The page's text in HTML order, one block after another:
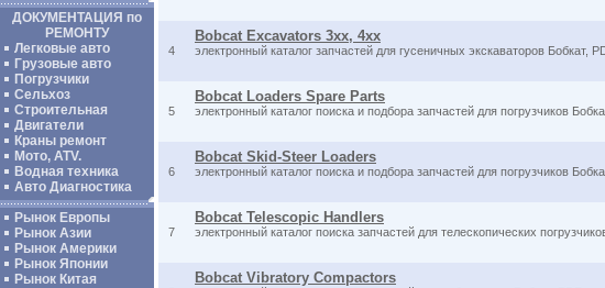
ДОКУМЕНТАЦИЯ по
РЕМОНТУ
Легковые авто
Грузовые авто
Погрузчики
Сельхоз
Строительная
Двигатели
Краны ремонт
Мото, ATV.
Водная техника
Авто Диагностика
Рынок Европы
Рынок Азии
Рынок Америки
Рынок Японии
Рынок Китая
4
Bobcat Excavators 3xx, 4xx
электронный каталог запчастей для гусеничных экскаваторов Бобкат,
5
Bobcat Loaders Spare Parts
электронный каталог поиска и подбора запчастей для погрузчиков
6
Bobcat Skid-Steer Loaders
электронный каталог поиска и подбора запчастей для погрузчиков
7
Bobcat Telescopic Handlers
электронный каталог поиска запчастей для телескопических
Bobcat Vibratory Compactors